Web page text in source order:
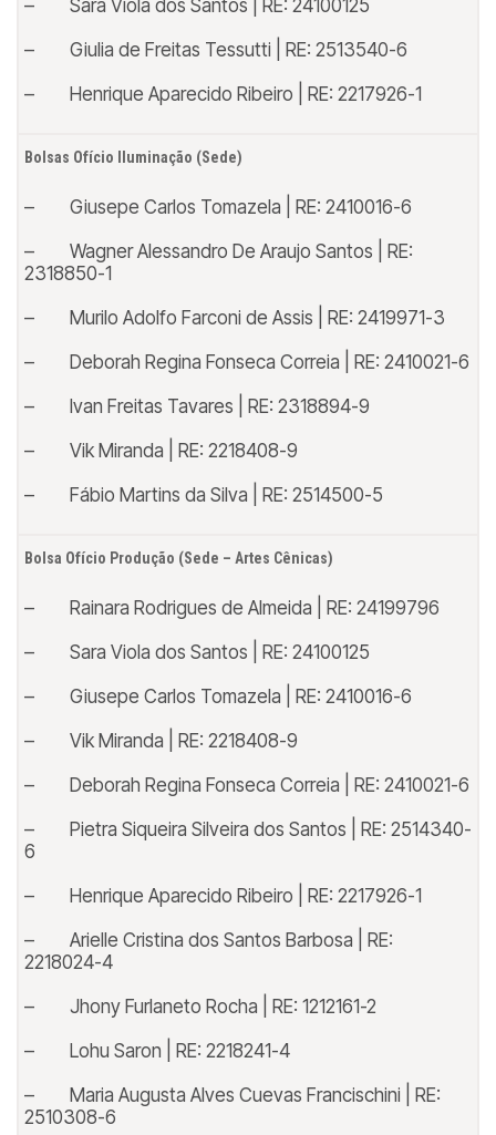
– Sara Viola dos Santos | RE: 24100125
– Giulia de Freitas Tessutti | RE: 2513540-6
– Henrique Aparecido Ribeiro | RE: 2217926-1
Bolsas Ofício Iluminação (Sede)
– Giusepe Carlos Tomazela | RE: 2410016-6
– Wagner Alessandro De Araujo Santos | RE:
2318850-1
– Murilo Adolfo Farconi de Assis | RE: 2419971-3
– Deborah Regina Fonseca Correia | RE: 2410021-6
– Ivan Freitas Tavares | RE: 2318894-9
– Vik Miranda | RE: 2218408-9
– Fábio Martins da Silva | RE: 2514500-5
Bolsa Ofício Produção (Sede – Artes Cênicas)
– Rainara Rodrigues de Almeida | RE: 24199796
– Sara Viola dos Santos | RE: 24100125
– Giusepe Carlos Tomazela | RE: 2410016-6
– Vik Miranda | RE: 2218408-9
– Deborah Regina Fonseca Correia | RE: 2410021-6
– Pietra Siqueira Silveira dos Santos | RE: 2514340-
6
– Henrique Aparecido Ribeiro | RE: 2217926-1
– Arielle Cristina dos Santos Barbosa | RE:
2218024-4
– Jhony Furlaneto Rocha | RE: 1212161-2
– Lohu Saron | RE: 2218241-4
– Maria Augusta Alves Cuevas Francischini | RE:
2510308-6